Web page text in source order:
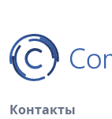
Контакты